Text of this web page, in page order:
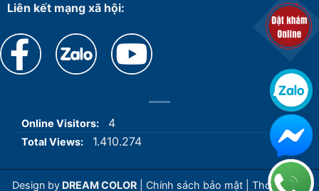
Liên kết mạng xã hội:
Online Visitors: 4
Total Views: 1.410.274
Design by DREAM COLOR Chính sách bảo mật Thoả thuận